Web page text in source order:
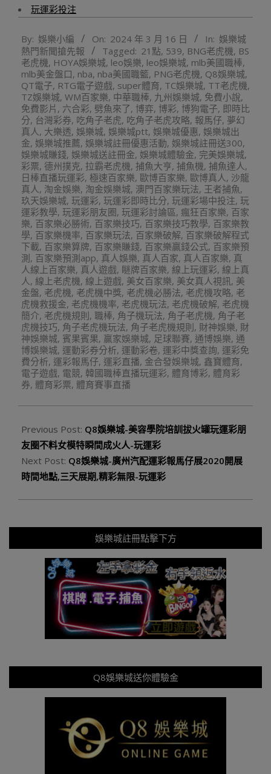
玩運彩投注
03-
16
By: 娛樂小編 On: 2024 年 3 月 16 日 In: 娛樂城
熱門新聞搶先報
Tagged: 21點, 539, BNG老虎機, BS
老虎機, HOYA娛樂城, leo娛樂, leo娛樂城, mlb美國職棒,
mlb美金盤口, nba, nba美國職籃, PNG老虎機, Q8娛樂城,
QT電子, RTG電子遊戲, super體育, TC娛樂城, TT老虎機,
TZ娛樂城, WM百家樂, 中華職棒, 九州娛樂城, 免費小說,
免費影片 , 六合彩, 劈魚來了, 博弈, 博彩, 博狗電子, 即時比
分, 台灣彩券, 吃角子老虎, 吃角子老虎攻略, 報馬仔, 夢幻
真人, 大樂透, 娛樂城, 娛樂城ptt, 娛樂城優惠, 娛樂城出
金, 娛樂城推薦, 娛樂城註冊優惠活動, 娛樂城註冊送300,
娛樂城賺錢, 娛樂城送註冊金, 娛樂城體驗金, 完美娛樂城,
彩票, 德州撲克, 拉霸老虎機, 捕魚大亨, 捕魚機, 捕魚達人,
日棒直播玩運彩, 極速百家樂, 歐博百家樂, 歐博真人, 沙龍
真人, 淘金娛樂, 淘金娛樂城, 澳門百家樂玩法, 王者捕魚,
玖天娛樂城, 玩運彩, 玩運彩即時比分, 玩運彩場中投注, 玩
運彩教學, 玩運彩朋友圈, 玩運彩討論區, 瘋狂百家樂, 百家
樂, 百家樂必勝術, 百家樂技巧, 百家樂技巧教學, 百家樂教
學, 百家樂機率, 百家樂玩法, 百家樂破解, 百家樂破解程式
下載, 百家樂算牌, 百家樂賺錢, 百家樂贏錢公式, 百家樂預
測 , 百家樂預測app, 真人娛樂, 真人百家, 真人百家樂, 真
人線上百家樂, 真人遊戲, 瞇牌百家樂, 線上玩運彩, 線上真
人, 線上老虎機, 線上遊戲, 美女百家樂, 美女真人視訊, 美
金盤, 老虎機, 老虎機中獎, 老虎機必勝法, 老虎機攻略, 老
虎機救援金, 老虎機機率, 老虎機玩法, 老虎機破解, 老虎機
簡介, 老虎機規則, 職棒, 角子機玩法, 角子老虎機, 角子老
虎機技巧, 角子老虎機玩法, 角子老虎機規則, 財神娛樂, 財
神娛樂城, 賓果賓果, 贏家娛樂城, 足球聯賽, 通博娛樂, 通
博娛樂城, 運動彩券分析, 運動彩卷, 運彩中獎查詢, 運彩免
費分析, 運彩報馬仔, 運彩直播, 金合發娛樂城, 鑫寶體育,
電子遊戲, 電競, 韓國職棒直播玩運彩, 體育博彩, 體育彩
券, 體育彩票, 體育賽事直播
Previous Post: Q8娛樂城-美容學院培訓拔火罐玩運彩朋
友圈不料女模特瞬間成火人-玩運彩
Next Post: Q8娛樂城-廣州汽配運彩報馬仔展2020開展
時間地點,三天展期,精彩無限-玩運彩
娛樂城註冊點擊下方
Q8娛樂城送你體驗金